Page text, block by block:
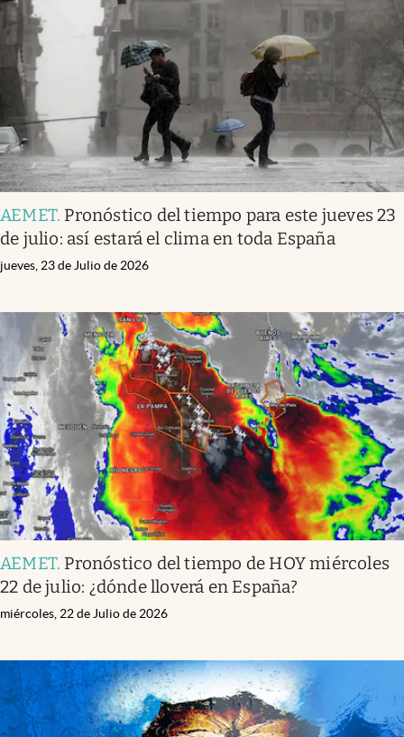
AEMET. Pronóstico del tiempo para este jueves 23
de julio: así estará el clima en toda España
jueves, 23 de Julio de 2026
AEMET. Pronóstico del tiempo de HOY miércoles
22 de julio: ¿dónde lloverá en España?
miércoles, 22 de Julio de 2026